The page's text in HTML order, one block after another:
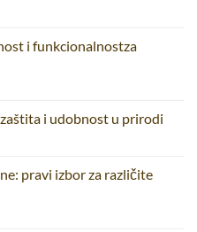
i funkcionalnostza
i udobnost u prirodi
pravi izbor za različite